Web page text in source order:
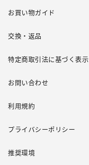
お買い物ガイド
交換・返品
特定商取引法に基づく表示
お問い合わせ
利用規約
プライバシーポリシー
推奨環境